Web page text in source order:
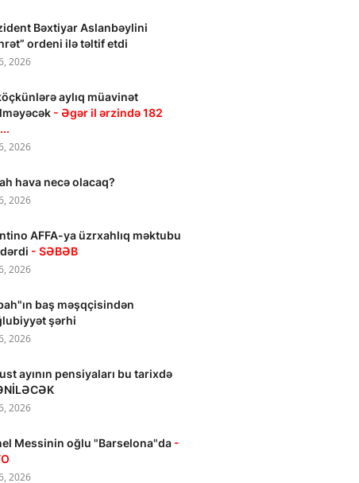
Bəxtiyar Aslanbəylini
ordeni ilə təltif etdi
2026
aylıq müavinət
- Əgər il ərzində 182
2026
hava necə olacaq?
2026
AFFA-ya üzrxahlıq məktubu
- SƏBƏB
2026
baş məşqçisindən
şərhi
2026
ayının pensiyaları bu tarixdə
2026
Messinin oğlu "Barselona"da -
2026